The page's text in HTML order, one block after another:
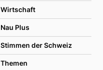
Wirtschaft
Nau Plus
Stimmen der Schweiz
Themen